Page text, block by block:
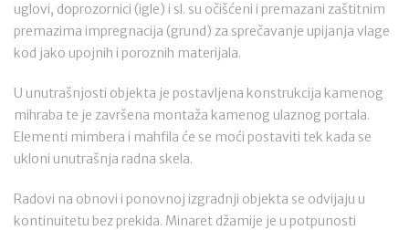
uglovi, doprozornici (igle) i sl. su očišćeni i premazani zaštitnim
premazima impregnacija (grund) za sprečavanje upijanja vlage
kod jako upojnih i poroznih materijala.
U unutrašnjosti objekta je postavljena konstrukcija kamenog
mihraba te je završena montaža kamenog ulaznog portala.
Elementi mimbera i mahfila će se moći postaviti tek kada se
ukloni unutrašnja radna skela.
Radovi na obnovi i ponovnoj izgradnji objekta se odvijaju u
kontinuitetu bez prekida. Minaret džamije je u potpunosti